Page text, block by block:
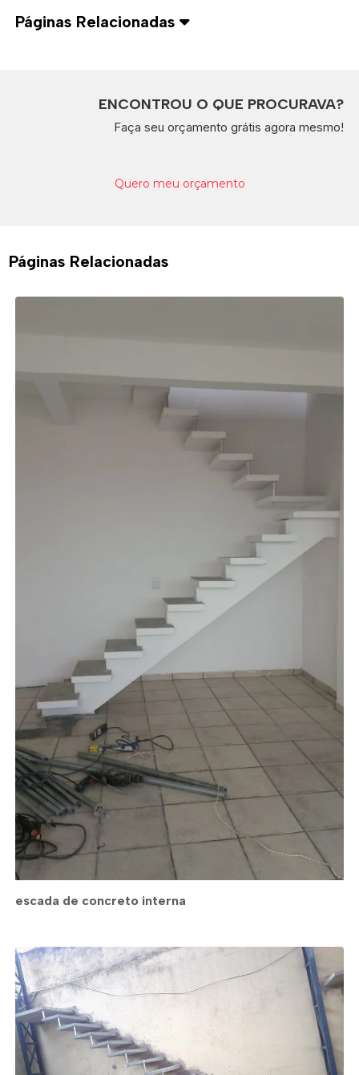
Páginas Relacionadas
ENCONTROU O QUE PROCURAVA?
Faça seu orçamento grátis agora mesmo!
Quero meu orçamento
Páginas Relacionadas
escada de concreto interna